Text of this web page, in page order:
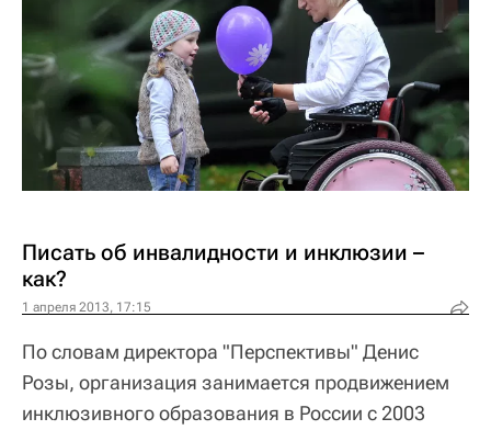
Писать об инвалидности и инклюзии –
как?
1 апреля 2013, 17:15
По словам директора "Перспективы" Денис
Розы, организация занимается продвижением
инклюзивного образования в России с 2003